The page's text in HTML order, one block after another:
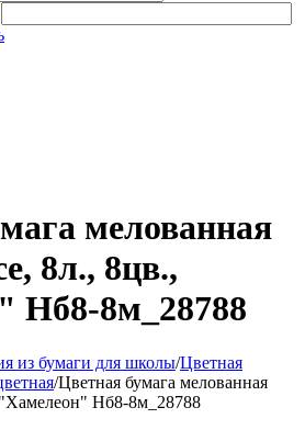
мелованная
8л., 8цв.,
Нб8-8м_28788
из бумаги для школы/Цветная
/Цветная бумага мелованная
Нб8-8м_28788